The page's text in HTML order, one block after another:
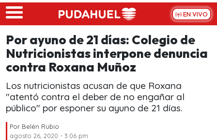
Skip to main content
EN VIVO
Por ayuno de 21 días: Colegio de
Nutricionistas interpone denuncia
contra Roxana Muñoz
Los nutricionistas acusan de que Roxana
"atentó contra el deber de no engañar al
público" por esponer su ayuno de 21 días.
Por Belén Rubio
agosto 26, 2020 - 3:06 pm